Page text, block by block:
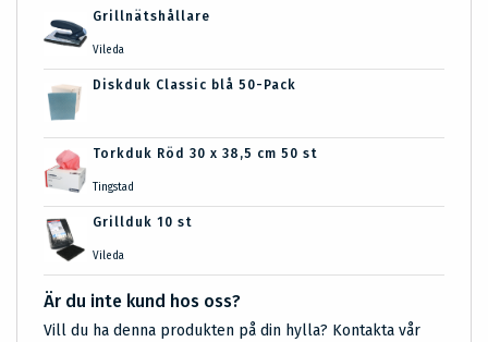
Grillnätshållare
Vileda
Diskduk Classic blå 50-Pack
Torkduk Röd 30 x 38,5 cm 50 st
Tingstad
Grillduk 10 st
Vileda
Är du inte kund hos oss?
Vill du ha denna produkten på din hylla? Kontakta vår